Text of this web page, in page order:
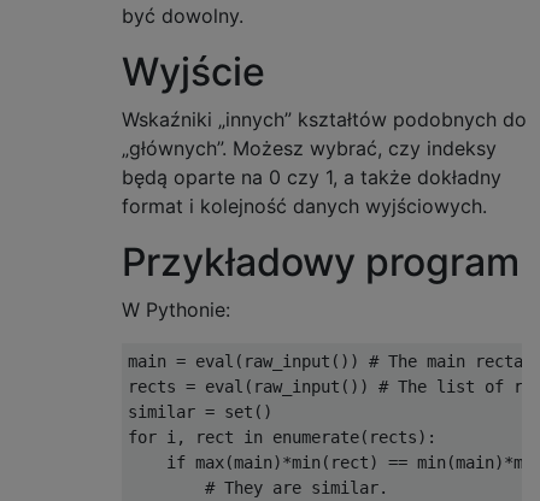
być dowolny.
Wyjście
Wskaźniki „innych” kształtów podobnych do
„głównych”. Możesz wybrać, czy indeksy
będą oparte na 0 czy 1, a także dokładny
format i kolejność danych wyjściowych.
Przykładowy program
W Pythonie:
main = eval(raw_input()) # The main
rects = eval(raw_input()) # The list of
similar = set()
for i, rect in enumerate(rects):
if max(main)*min(rect) ==
        # They are similar.